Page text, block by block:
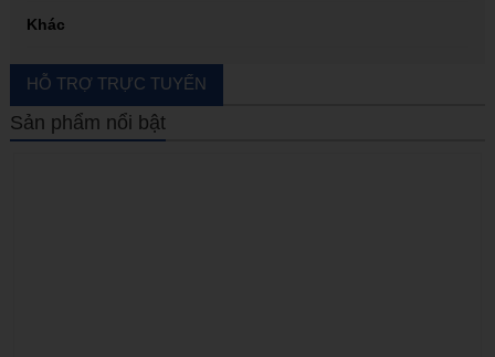
Thiết bị xử lý mạt sắt bùn lắng
Automatic lathes
Boring bar
Carbide end mill
Khác
HỖ TRỢ TRỰC TUYẾN
Sản phẩm nổi bật